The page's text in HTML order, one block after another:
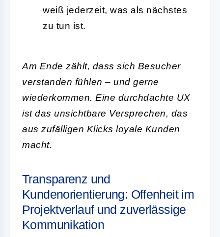
weiß jederzeit, was als nächstes
zu tun ist.
Am Ende zählt, dass sich Besucher
verstanden fühlen – und gerne
wiederkommen. Eine durchdachte UX
ist das unsichtbare Versprechen, das
aus zufälligen Klicks loyale Kunden
macht.
Transparenz und
Kundenorientierung: Offenheit im
Projektverlauf und zuverlässige
Kommunikation